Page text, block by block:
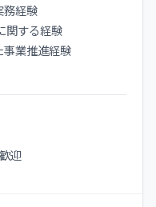
務経験
関する経験
業推進経験
迎